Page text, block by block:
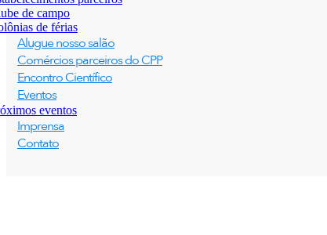
de campo
de férias
Alugue nosso salão
Comércios parceiros do CPP
Encontro Científico
Eventos
eventos
Imprensa
Contato